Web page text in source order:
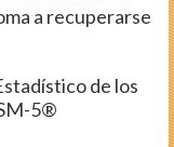
a recuperarse
de los
5®